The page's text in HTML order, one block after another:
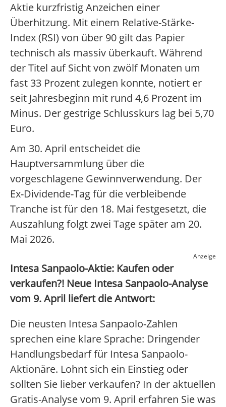
Aktie kurzfristig Anzeichen einer
Überhitzung. Mit einem Relative-Stärke-
Index (RSI) von über 90 gilt das Papier
technisch als massiv überkauft. Während
der Titel auf Sicht von zwölf Monaten um
fast 33 Prozent zulegen konnte, notiert er
seit Jahresbeginn mit rund 4,6 Prozent im
Minus. Der gestrige Schlusskurs lag bei 5,70
Euro.
Am 30. April entscheidet die
Hauptversammlung über die
vorgeschlagene Gewinnverwendung. Der
Ex-Dividende-Tag für die verbleibende
Tranche ist für den 18. Mai festgesetzt, die
Auszahlung folgt zwei Tage später am 20.
Mai 2026.
Anzeige
Intesa Sanpaolo-Aktie: Kaufen oder
verkaufen?! Neue Intesa Sanpaolo-Analyse
vom 9. April liefert die Antwort:
Die neusten Intesa Sanpaolo-Zahlen
sprechen eine klare Sprache: Dringender
Handlungsbedarf für Intesa Sanpaolo-
Aktionäre. Lohnt sich ein Einstieg oder
sollten Sie lieber verkaufen? In der aktuellen
Gratis-Analyse vom 9. April erfahren Sie was